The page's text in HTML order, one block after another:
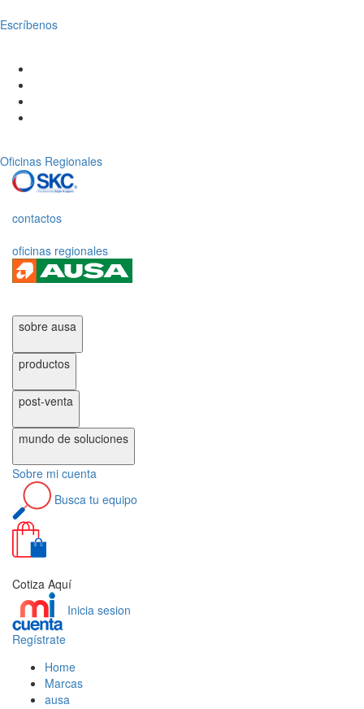
Escríbenos
Oficinas Regionales
contactos
oficinas regionales
sobre ausa
productos
post-venta
mundo de soluciones
Sobre mi cuenta
Busca tu equipo
Cotiza Aquí
Inicia sesion
Regístrate
Home
Marcas
ausa